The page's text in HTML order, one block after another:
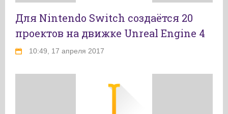
Для Nintendo Switch создаётся 20
проектов на движке Unreal Engine 4
10:49, 17 апреля 2017